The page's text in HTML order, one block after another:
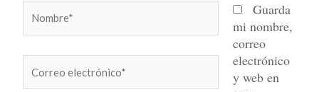
electrónico*
Guarda
mi nombre,
correo
electrónico
y web en